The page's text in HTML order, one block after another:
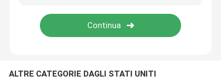
ALTRE CATEGORIE DAGLI STATI UNITI